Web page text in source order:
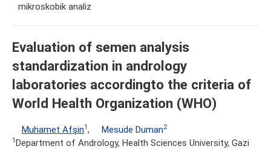
mikroskobik analiz
Evaluation of semen analysis
standardization in andrology
laboratories accordingto the criteria of
World Health Organization (WHO)
Muhamet Afşin1 , Mesude Duman2
1 Department of Andrology, Health Sciences University, Gazi